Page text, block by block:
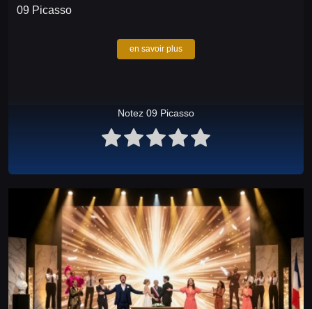
09 Picasso
en savoir plus
Notez 09 Picasso